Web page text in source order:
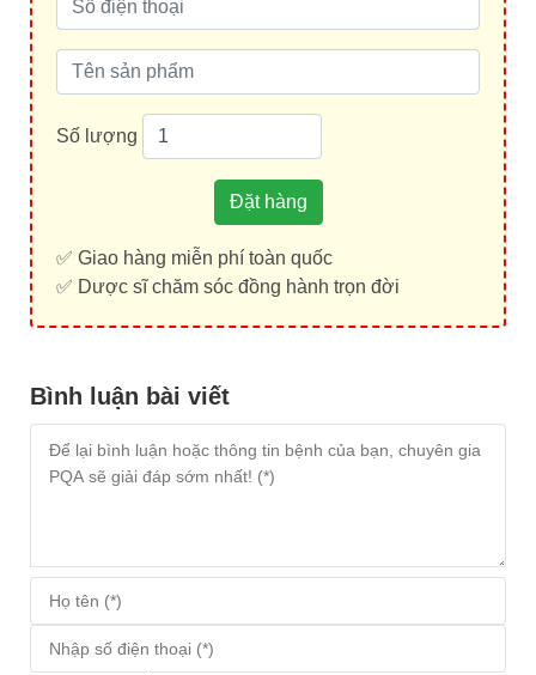
Số lượng
Đặt hàng
✅ Giao hàng miễn phí toàn quốc
✅ Dược sĩ chăm sóc đồng hành trọn đời
Bình luận bài viết